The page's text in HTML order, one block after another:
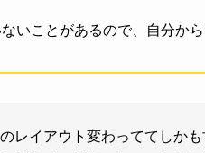
いことがあるので、自分から
レイアウト変わっててしか